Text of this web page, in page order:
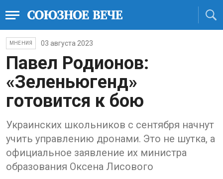
МНЕНИЯ 03 августа 2023
Павел Родионов:
«Зеленьюгенд»
готовится к бою
Украинских школьников с сентября начнут
учить управлению дронами. Это не шутка, а
официальное заявление их министра
образования Оксена Лисового